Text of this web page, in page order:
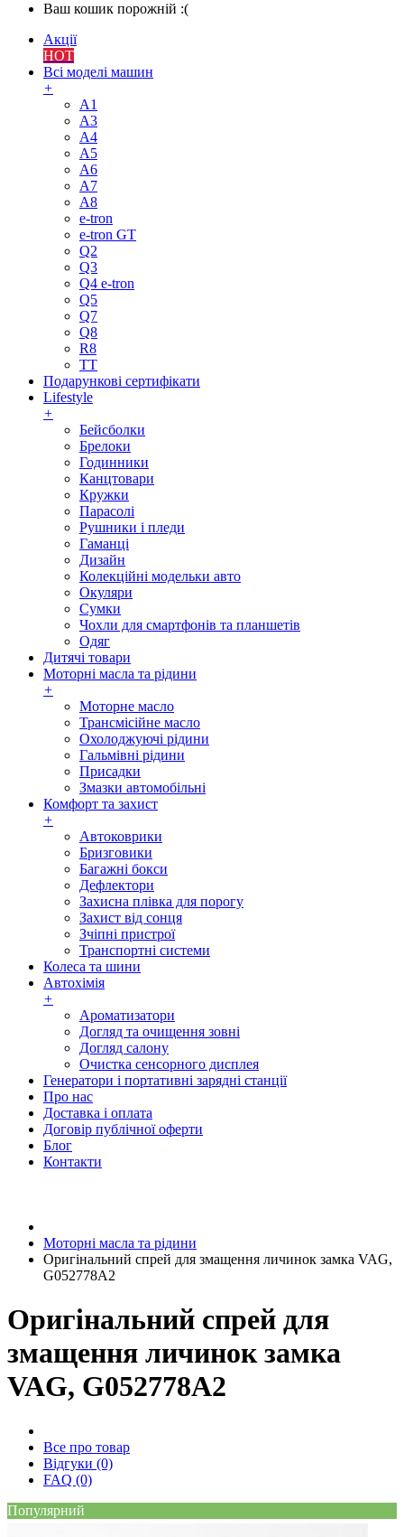
Ваш кошик порожній :(
Акції
HOT
Всі моделі машин
+
A1
A3
A4
A5
A6
A7
A8
e-tron
e-tron GT
Q2
Q3
Q4 e-tron
Q5
Q7
Q8
R8
TT
Подарункові сертифікати
Lifestyle
+
Бейсболки
Брелоки
Годинники
Канцтовари
Кружки
Парасолі
Рушники і пледи
Гаманці
Дизайн
Колекційні модельки авто
Окуляри
Сумки
Чохли для смартфонів та планшетів
Одяг
Дитячі товари
Моторні масла та рідини
+
Моторне масло
Трансмісійне масло
Охолоджуючі рідини
Гальмівні рідини
Присадки
Змазки автомобільні
Комфорт та захист
+
Автоковрики
Бризговики
Багажні бокси
Дефлектори
Захисна плівка для порогу
Захист від сонця
Зчіпні пристрої
Транспортні системи
Колеса та шини
Автохімія
+
Ароматизатори
Догляд та очищення зовні
Догляд салону
Очистка сенсорного дисплея
Генератори і портативні зарядні станції
Про нас
Доставка і оплата
Договір публічної оферти
Блог
Контакти
Моторні масла та рідини
Оригінальний спрей для змащення личинок замка VAG,
G052778A2
Оригінальний спрей для
змащення личинок замка
VAG, G052778A2
Все про товар
Відгуки (0)
FAQ (0)
Популярний